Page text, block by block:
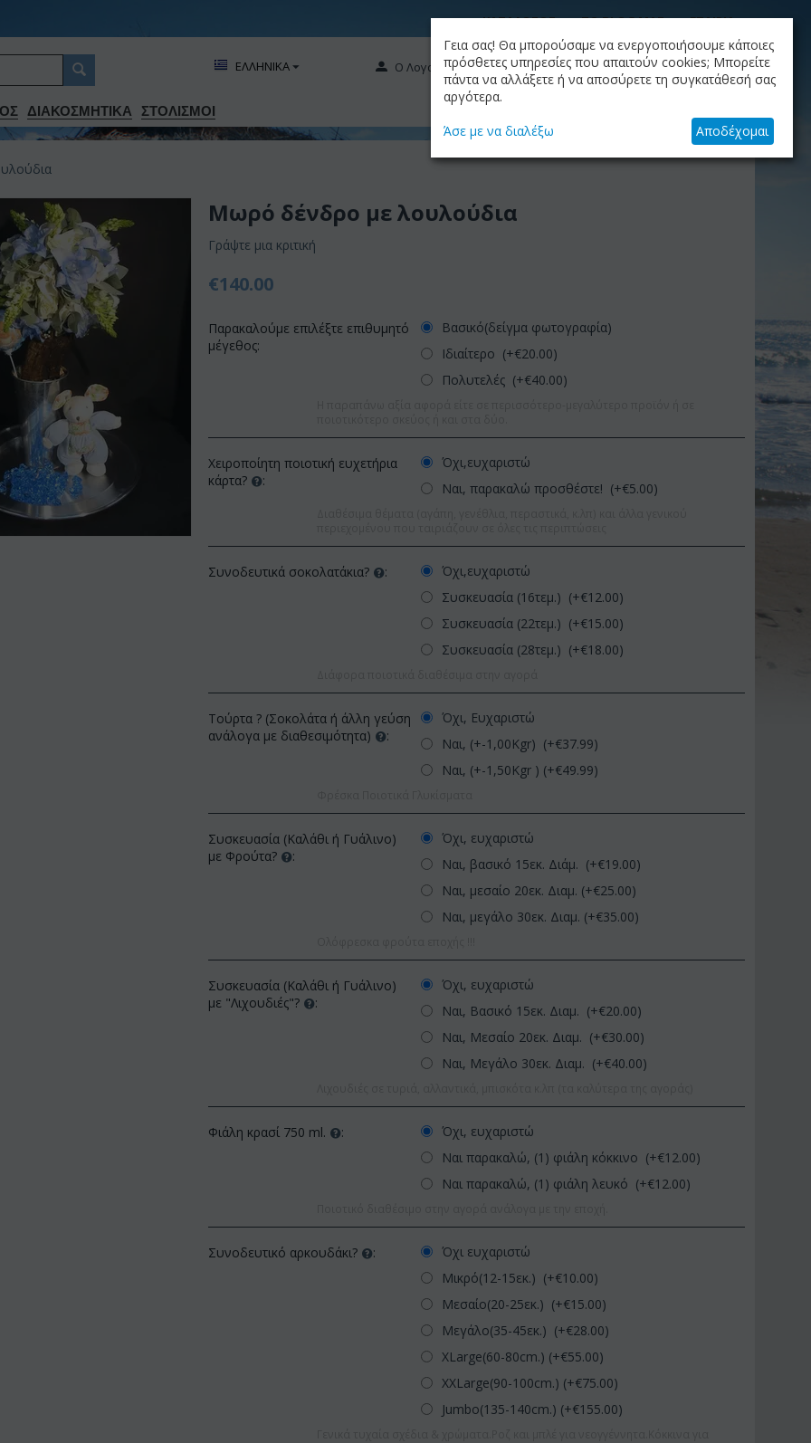
ΚΑΤΑΛΟΓΟΣ ΤΟ BLOG ΜΑΣ ΕΤΑΙΡΙΑ
ΔΙΑΚΟΣΜΗΤΙΚA ΣΤΟΛΙΣΜΟΙ
Ο Λογαριασμός μου
ΕΛΛΗΝΙΚΑ
+30.210.9319884
ΚΑΛΆΘΙ
Το καλάθι είναι άδειο
Έκπτωση 9%
ΚΩΔΙΚΟΣ:
Έκπτωση 11%
ΚΩΔΙΚΟΣ: Afp1
Ορχιδέα φαλαίνοψις σε
γυάλινο βάζο
45.00
Μωρό δένδρο με λουλούδια
Γράψτε μια κριτική
€140.00
Παρακαλούμε επιλέξτε επιθυμητό
μέγεθος:
Βασικό(δείγμα φωτογραφία)
Ιδιαίτερο (+€20.00)
Πολυτελές (+€40.00)
Χειροποίητη ποιοτική ευχετήρια
κάρτα?
:
Όχι,ευχαριστώ
Ναι, παρακαλώ προσθέστε! (+€5.00)
Συνοδευτικά σοκολατάκια? :
Όχι,ευχαριστώ
Συσκευασία (16τεμ.) (+€12.00)
Συσκευασία (22τεμ.) (+€15.00)
Συσκευασία (28τεμ.) (+€18.00)
Τούρτα ? (Σοκολάτα ή άλλη γεύση
ανάλογα με διαθεσιμότητα)
:
Όχι, Ευχαριστώ
Ναι, (+-1,00Kgr) (+€37.99)
Ναι, (+-1,50Kgr ) (+€49.99)
Συσκευασία (Καλάθι ή Γυάλινο)
με Φρούτα?
:
Όχι, ευχαριστώ
Ναι, βασικό 15εκ. Διάμ. (+€19.00)
Ναι, μεσαίο 20εκ. Διαμ. (+€25.00)
Ναι, μεγάλο 30εκ. Διαμ. (+€35.00)
Συσκευασία (Καλάθι ή Γυάλινο)
με "Λιχουδιές"?
:
Όχι, ευχαριστώ
Ναι, Βασικό 15εκ. Διαμ. (+€20.00)
Ναι, Μεσαίο 20εκ. Διαμ. (+€30.00)
Ναι, Μεγάλο 30εκ. Διαμ. (+€40.00)
Φιάλη κρασί 750 ml. :
Όχι, ευχαριστώ
Ναι παρακαλώ, (1) φιάλη κόκκινο (+€12.00)
Ναι παρακαλώ, (1) φιάλη λευκό (+€12.00)
Συνοδευτικό αρκουδάκι? :
Όχι ευχαριστώ
Μικρό(12-15εκ.) (+€10.00)
Μεσαίο(20-25εκ.) (+€15.00)
Μεγάλο(35-45εκ.) (+€28.00)
XLarge(60-80cm.) (+€55.00)
XXLarge(90-100cm.) (+€75.00)
Jumbo(135-140cm.) (+€155.00)
Γεια σας! Θα μπορούσαμε να ενεργοποιήσουμε κάποιες
πρόσθετες υπηρεσίες που απαιτούν cookies; Μπορείτε
πάντα να αλλάξετε ή να αποσύρετε τη συγκατάθεσή σας
αργότερα.
Άσε με να διαλέξω Αποδέχομαι